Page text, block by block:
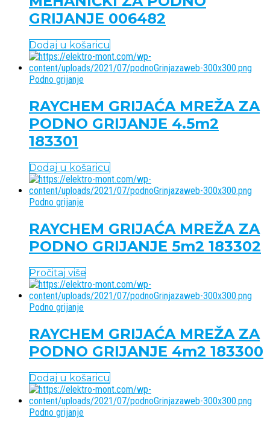
GRIJANJE 006482
Dodaj u košaricu
Podno grijanje
RAYCHEM GRIJAĆA MREŽA ZA
PODNO GRIJANJE 4.5m2
183301
Dodaj u košaricu
Podno grijanje
RAYCHEM GRIJAĆA MREŽA ZA
PODNO GRIJANJE 5m2 183302
Pročitaj više
Podno grijanje
RAYCHEM GRIJAĆA MREŽA ZA
PODNO GRIJANJE 4m2 183300
Dodaj u košaricu
Podno grijanje